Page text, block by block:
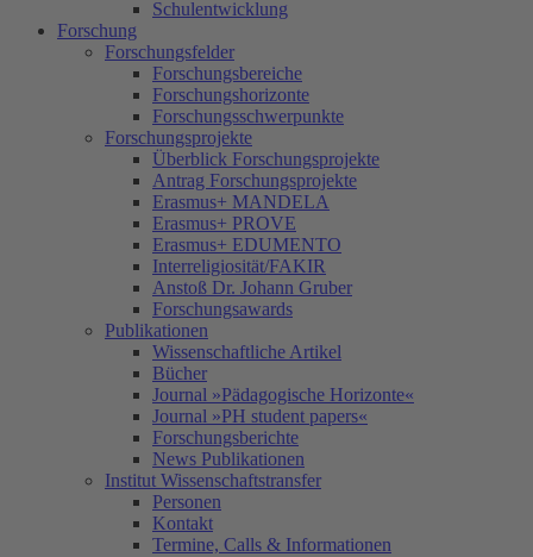
Schulentwicklung
Forschung
Forschungsfelder
Forschungsbereiche
Forschungshorizonte
Forschungsschwerpunkte
Forschungsprojekte
Überblick Forschungsprojekte
Antrag Forschungsprojekte
Erasmus+ MANDELA
Erasmus+ PROVE
Erasmus+ EDUMENTO
Interreligiosität/FAKIR
Anstoß Dr. Johann Gruber
Forschungsawards
Publikationen
Wissenschaftliche Artikel
Bücher
Journal »Pädagogische Horizonte«
Journal »PH student papers«
Forschungsberichte
News Publikationen
Institut Wissenschaftstransfer
Personen
Kontakt
Termine, Calls & Informationen